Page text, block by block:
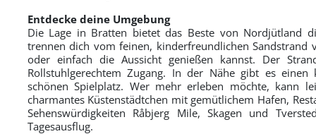
Entdecke deine Umgebung
Die Lage in Bratten bietet das Beste von Nordjütland
trennen dich vom feinen, kinderfreundlichen
oder einfach die Aussicht genießen kannst. Der
Rollstuhlgerechtem Zugang. In der Nähe gibt es
schönen Spielplatz. Wer mehr erleben möchte, kann
charmantes Küstenstädtchen mit gemütlichem Hafen,
Sehenswürdigkeiten Råbjerg Mile, Skagen und
Tagesausflug.